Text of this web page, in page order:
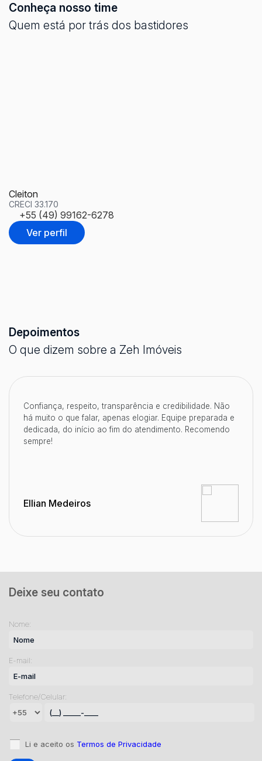
Conheça nosso time
Quem está por trás dos bastidores
Cleiton
CRECI 33.170
+55 (49) 99162-6278
Depoimentos
O que dizem sobre a Zeh Imóveis
Ellian Medeiros
Confiança, respeito, transparência e credibilidade. Não
há muito o que falar, apenas elogiar. Equipe preparada e
dedicada, do início ao fim do atendimento. Recomendo
sempre!
Deixe seu contato
Nome:
E-mail:
Telefone/Celular:
Li e aceito os Termos de Privacidade